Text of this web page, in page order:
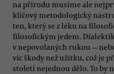
na přírodu musíme ale
klíčový metodologický
ten, který se z léku na
filosofickým jedem.
v nepovolaných rukou —
víc škody než užitku, což je
století nejednou dělo. To by